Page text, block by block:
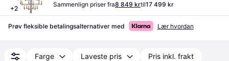
+2
Sammenlign priser fra8 849 krtil17 499 kr
Prøv fleksible betalingsalternativer med Lær hvordan
Farge Laveste pris Pris inkl. frakt